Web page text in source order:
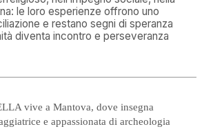
le loro esperienze offrono uno
e restano segni di speranza
diventa incontro e perseveranza
vive a Mantova, dove insegna
e appassionata di archeologia